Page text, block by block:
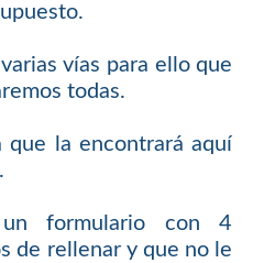
vías para ello que
todas.
que la encontrará aquí
formulario con 4
de rellenar y que no le